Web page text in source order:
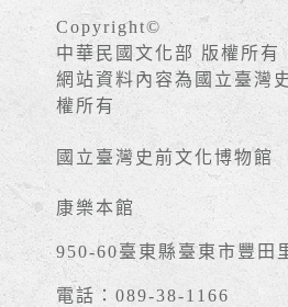
Copyright©
中華民國文化部 版權所有
網站資料內容為國立臺灣
權所有
國立臺灣史前文化博物館
康樂本館
950-60臺東縣臺東市豐田
電話：089-38-1166